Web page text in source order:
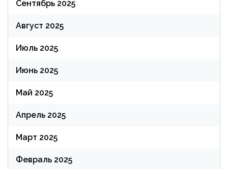
Сентябрь 2025
Август 2025
Июль 2025
Июнь 2025
Май 2025
Апрель 2025
Март 2025
Февраль 2025